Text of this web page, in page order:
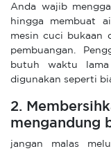
Anda wajib
hingga membuat
mesin cuci bukaan
pembuangan.
butuh waktu
digunakan seperti
2.
mengandung
jangan malas